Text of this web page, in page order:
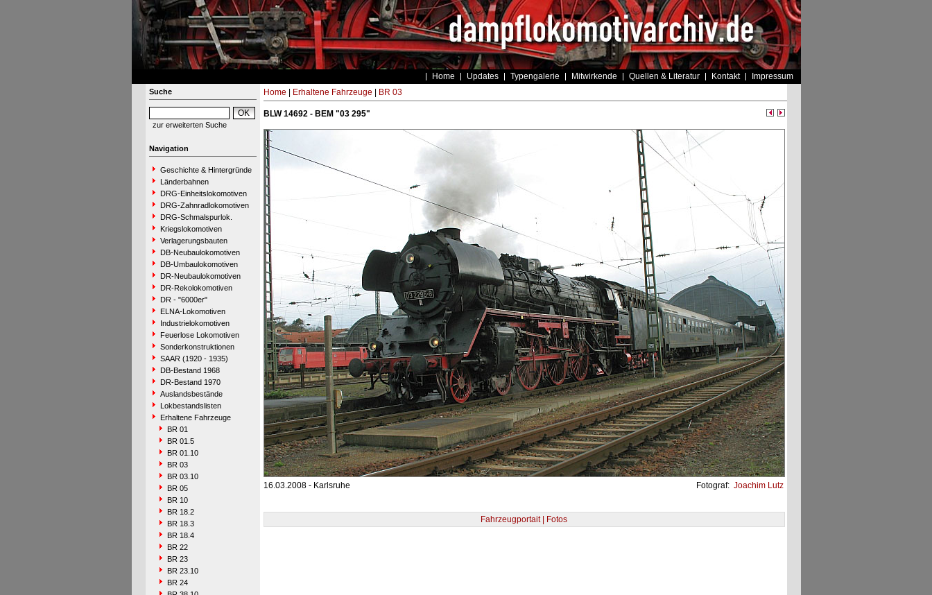
Home Updates Typengalerie Mitwirkende Quellen & Literatur Kontakt Impressum
Suche
zur erweiterten Suche
Navigation
Geschichte & Hintergründe
Länderbahnen
DRG-Einheitslokomotiven
DRG-Zahnradlokomotiven
DRG-Schmalspurlok.
Kriegslokomotiven
Verlagerungsbauten
DB-Neubaulokomotiven
DB-Umbaulokomotiven
DR-Neubaulokomotiven
DR-Rekolokomotiven
DR - "6000er"
ELNA-Lokomotiven
Industrielokomotiven
Feuerlose Lokomotiven
Sonderkonstruktionen
SAAR (1920 - 1935)
DB-Bestand 1968
DR-Bestand 1970
Auslandsbestände
Lokbestandslisten
Erhaltene Fahrzeuge
BR 01
BR 01.5
BR 01.10
BR 03
BR 03.10
BR 05
BR 10
BR 18.2
BR 18.3
BR 18.4
BR 22
BR 23
BR 23.10
BR 24
Home Erhaltene Fahrzeuge BR 03
BLW 14692 - BEM "03 295"
16.03.2008 - Karlsruhe Fotograf: Joachim Lutz
Fahrzeugportait | Fotos